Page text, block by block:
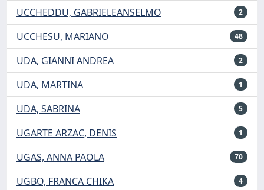
UCCHEDDU, GABRIELEANSELMO 2
UCCHESU, MARIANO 48
UDA, GIANNI ANDREA 2
UDA, MARTINA 1
UDA, SABRINA 5
UGARTE ARZAC, DENIS 1
UGAS, ANNA PAOLA 70
UGBO, FRANCA CHIKA 4